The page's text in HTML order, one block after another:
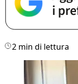
2 min di lettura